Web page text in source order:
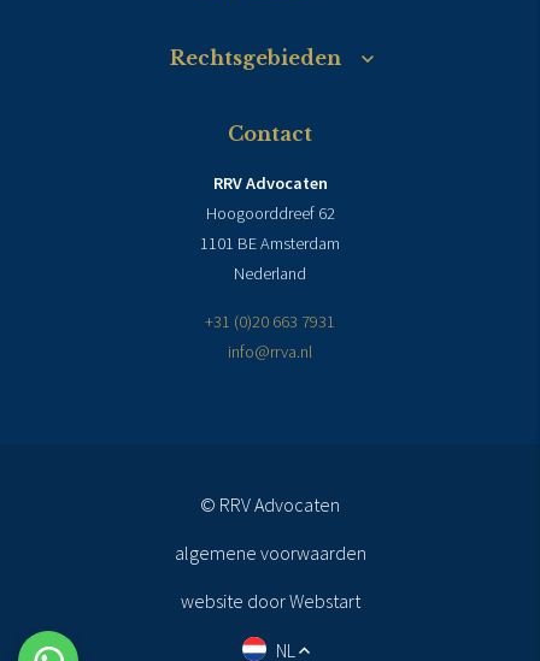
Rechtsgebieden
Contact
RRV Advocaten
Hoogoorddreef 62
1101 BE Amsterdam
Nederland
+31 (0)20 663 7931
info@rrva.nl
© RRV Advocaten
algemene voorwaarden
website door Webstart
NL